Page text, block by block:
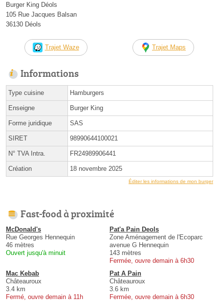
Burger King Déols
105 Rue Jacques Balsan
36130 Déols
Trajet Waze Trajet Maps
Informations
Type cuisine Hamburgers
Enseigne Burger King
Forme juridique SAS
SIRET 98990644100021
N° TVA Intra. FR24989906441
Création 18 novembre 2025
Éditer les informations de mon burger
Fast-food à proximité
McDonald's
Rue Georges Hennequin
46 mètres
Ouvert jusqu'à minuit
Pat'a Pain Deols
Zone Aménagement de l'Ecoparc
avenue G Hennequin
143 mètres
Fermée, ouvre demain à 6h30
Mac Kebab
Châteauroux
3.4 km
Fermé, ouvre demain à 11h
Pat A Pain
Châteauroux
3.6 km
Fermée, ouvre demain à 6h30